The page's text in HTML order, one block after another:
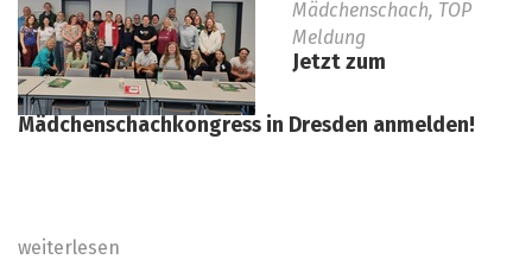
Mädchenschach, TOP
Meldung
Jetzt zum
Mädchenschachkongress in Dresden anmelden!
weiterlesen